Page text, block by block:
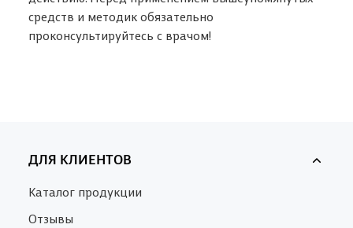
средств и методик обязательно
проконсультируйтесь с врачом!
ДЛЯ КЛИЕНТОВ
Каталог продукции
Отзывы